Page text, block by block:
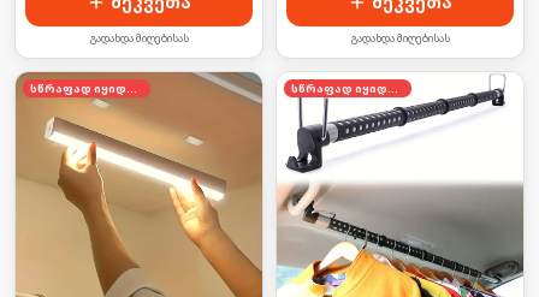
გადახდა მიღებისას გადახდა მიღებისას
სწრაფად იყიდება სწრაფად იყიდება